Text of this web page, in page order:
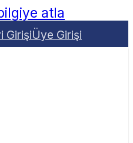
atla
GirişiÜye Girişi